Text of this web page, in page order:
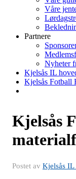
Våre
Partnere
Nyheter
Kjelsås IL
Kjelsås Fotball
Kjelsås
Postet av Kjelsås IL